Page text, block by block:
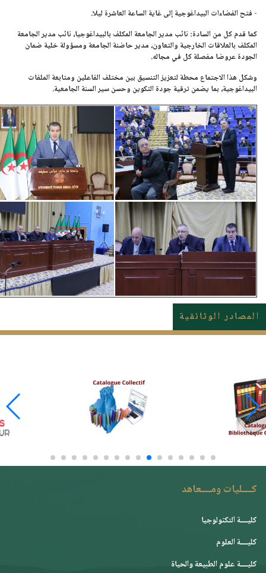
- فتح الفضاءات البيداغوجية إلى غاية الساعة العاشرة ليلا.
كما قدم كل من السادة: نائب مدير الجامعة المكلف بالبيداغوجيا، نائب مدير الجامعة
المكلف بالعلاقات الخارجية والتعاون، مدير حاضنة الجامعة ومسؤولة خلية ضمان
الجودة عروضا مفصلة كل في مجاله.
وشكل هذا الاجتماع محطة لتعزيز التنسيق بين مختلف الفاعلين ومتابعة الملفات
البيداغوجية، بما يضمن ترقية جودة التكوين وحسن سير السنة الجامعية.
المصادر الوثائقية
كــــليات ومــــعاهد
كليــــة التكنولوجيا
كليــــة العلوم
كليــــة علوم الطبيعة والحياة